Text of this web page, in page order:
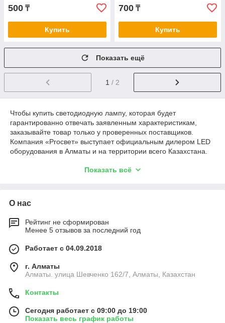
500 ₸
Купить
700 ₸
Купить
Показать ещё
1 / 2
Чтобы купить светодиодную лампу, которая будет
гарантированно отвечать заявленным характеристикам,
заказывайте товар только у проверенных поставщиков.
Компания «Proсвет» выступает официальным дилером LED
оборудования в Алматы и на территории всего Казахстана.
предложить клиентам оборудование на лучших условиях и с
бытовых, так и для коммерческих потребителей с
E27. Стандартный цоколь, используемый для ламп,
выполненных в виде колбы или «кукурузы».
G13. Применяется для установки трубчатых
люминесцентных светильниках.
трубчатых изделий, только меньшего диаметра.
Стоит отметить, что цена светодиодной лампы в Казахстане
зависит не только от цоколя или размера, но и наличия
Показать всё
О нас
Рейтинг не сформирован
Менее 5 отзывов за последний год
Работает с 04.09.2018
г. Алматы
Алматы. улица Шевченко 162/7, Алматы, Казахстан
Контакты
Сегодня работает с 09:00 до 19:00
Показать весь график работы